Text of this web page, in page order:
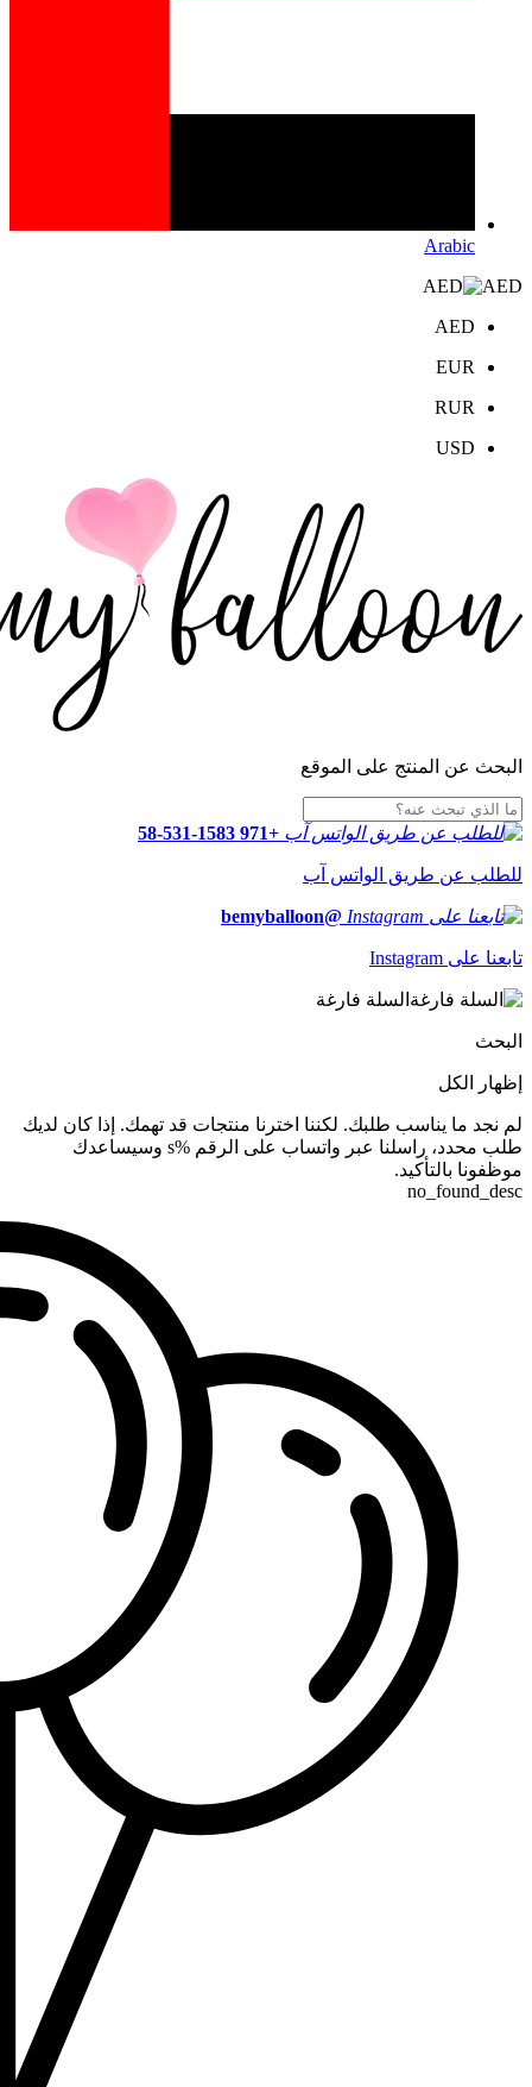
Arabic
AED
AED
EUR
RUR
USD
البحث عن المنتج على الموقع
+971 58-531-1583
للطلب عن طريق الواتس آب
@bemyballoon
تابعنا على Instagram
السلة فارغة
البحث
إظهار الكل
لم نجد ما يناسب طلبك. لكننا اخترنا منتجات قد تهمك. إذا كان لديك
طلب محدد، راسلنا عبر واتساب على الرقم %s وسيساعدك
موظفونا بالتأكيد.
no_found_desc